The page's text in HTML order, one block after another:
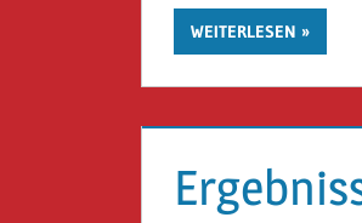
WEITERLESEN